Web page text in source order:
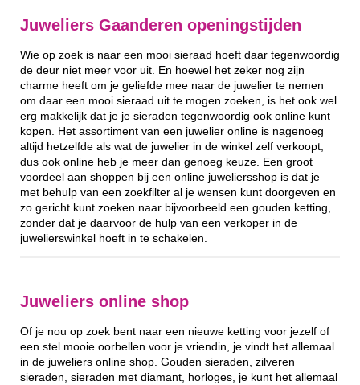
Juweliers Gaanderen openingstijden
Wie op zoek is naar een mooi sieraad hoeft daar tegenwoordig
de deur niet meer voor uit. En hoewel het zeker nog zijn
charme heeft om je geliefde mee naar de juwelier te nemen
om daar een mooi sieraad uit te mogen zoeken, is het ook wel
erg makkelijk dat je je sieraden tegenwoordig ook online kunt
kopen. Het assortiment van een juwelier online is nagenoeg
altijd hetzelfde als wat de juwelier in de winkel zelf verkoopt,
dus ook online heb je meer dan genoeg keuze. Een groot
voordeel aan shoppen bij een online juweliersshop is dat je
met behulp van een zoekfilter al je wensen kunt doorgeven en
zo gericht kunt zoeken naar bijvoorbeeld een gouden ketting,
zonder dat je daarvoor de hulp van een verkoper in de
juwelierswinkel hoeft in te schakelen.
Juweliers online shop
Of je nou op zoek bent naar een nieuwe ketting voor jezelf of
een stel mooie oorbellen voor je vriendin, je vindt het allemaal
in de juweliers online shop. Gouden sieraden, zilveren
sieraden, sieraden met diamant, horloges, je kunt het allemaal